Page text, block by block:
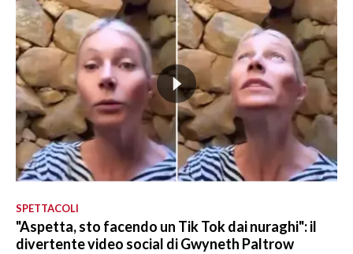
SPETTACOLI
"Aspetta, sto facendo un Tik Tok dai nuraghi": il
divertente video social di Gwyneth Paltrow